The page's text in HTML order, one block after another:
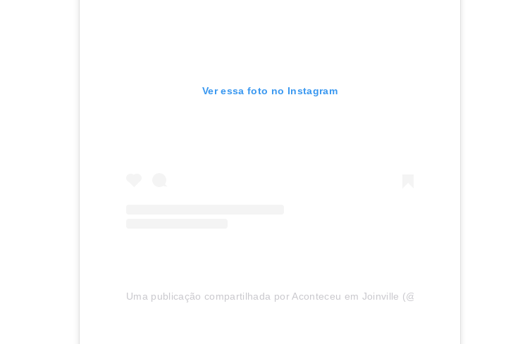
Ver essa foto no Instagram
Uma publicação compartilhada por Aconteceu em Joinville (@aconteceuemjoinville)